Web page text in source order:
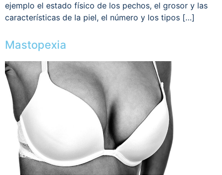
ejemplo el estado físico de los pechos, el grosor y las
características de la piel, el número y los tipos […]
Mastopexia